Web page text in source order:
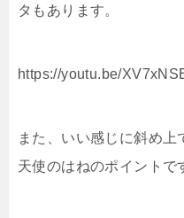
タもあります。
https://youtu.be/
また、いい感じに斜め上
天使のはねのポイントで